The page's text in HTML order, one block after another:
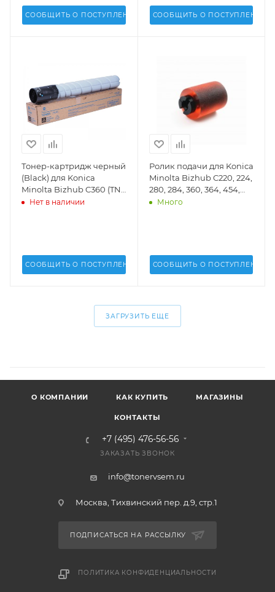
СООБЩИТЬ О ПОСТУПЛЕНИИ СООБЩИТЬ О ПОСТУПЛЕНИИ
Тонер-картридж черный
(Black) для Konica
Minolta Bizhub C360 (TN-
319) - A11G150
Нет в наличии
СООБЩИТЬ О ПОСТУПЛЕНИИ
Ролик подачи для Konica
Minolta Bizhub C220, 224,
280, 284, 360, 364, 454,
554 (DV Inc.) -
Много
СООБЩИТЬ О ПОСТУПЛЕНИИ
ЗАГРУЗИТЬ ЕЩЕ
О КОМПАНИИ КАК КУПИТЬ МАГАЗИНЫ
КОНТАКТЫ
+7 (495) 476-56-56
ЗАКАЗАТЬ ЗВОНОК
info@tonervsem.ru
Москва, Тихвинский пер. д.9, стр.1
ПОДПИСАТЬСЯ НА РАССЫЛКУ
ПОЛИТИКА КОНФИДЕНЦИАЛЬНОСТИ